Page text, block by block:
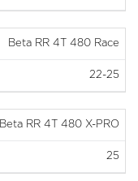
Beta RR 4T 480 Race
22-25
Beta RR 4T 480 X-PRO
25